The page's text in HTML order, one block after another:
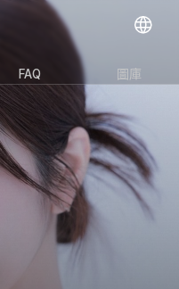
FAQ 圖庫